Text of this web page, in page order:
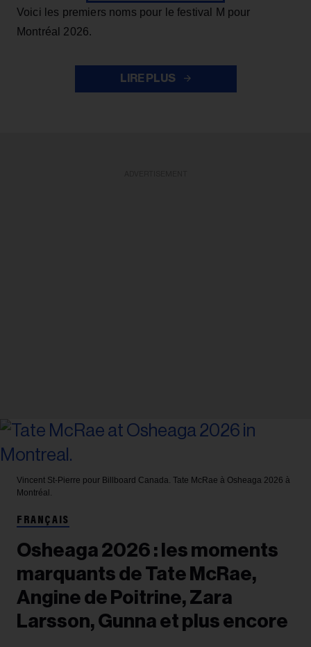
Voici les premiers noms pour le festival M pour
Montréal 2026.
LIRE PLUS
Vincent St-Pierre pour Billboard Canada. Tate McRae à Osheaga 2026 à
Montréal.
FRANÇAIS
Osheaga 2026 : les moments
marquants de Tate McRae,
Angine de Poitrine, Zara
Larsson, Gunna et plus encore